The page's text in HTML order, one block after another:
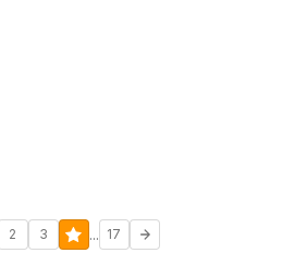
2 3 ... 17